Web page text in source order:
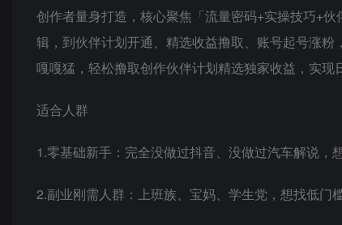
创作者量身打造，核心聚焦「流量密码+实操技巧+
辑，到伙伴计划开通、精选收益撸取、账号起号涨
嘎嘎猛，轻松撸取创作伙伴计划精选独家收益，实现
适合人群
1.零基础新手：完全没做过抖音、没做过汽车解说，
2.副业刚需人群：上班族、宝妈、学生党，想找低门